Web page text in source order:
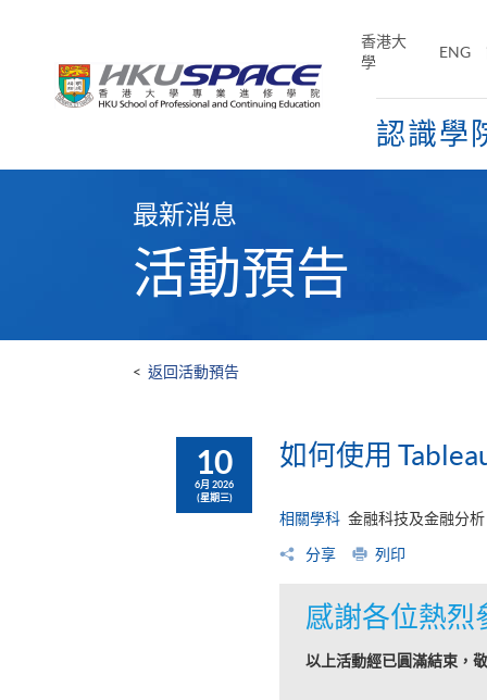
香港大
學
ENG
認識學
最新消息
活動預告
< 返回活動預告
10
6月 2026
(星期三)
如何使用
相關學科 金融科技及金融分析
分享 列印
感謝各位熱烈
以上活動經已圓滿結束，